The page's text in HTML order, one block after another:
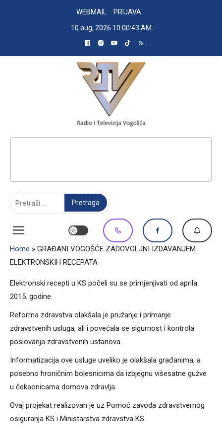
WEBMAIL
PRIJAVA
10 aug, 2026 10:00:44 AM
Home » GRAĐANI VOGOŠĆE ZADOVOLJNI IZDAVANJEM
ELEKTRONSKIH RECEPATA
Elektronski recepti u KS počeli su se primjenjivati od aprila
2015. godine.
Reforma zdravstva olakšala je pružanje i primanje
zdravstvenih usluga, ali i povećala se sigurnost i kontrola
poslovanja zdravstvenih ustanova.
Informatizacija ove usluge uveliko je olakšala građanima, a
posebno hroničnim bolesnicima da izbjegnu višesatne gužve
u čekaonicama domova zdravlja.
Ovaj projekat realizovan je uz Pomoć zavoda zdravstvernog
osiguranja KS i Ministarstva zdravstva KS.